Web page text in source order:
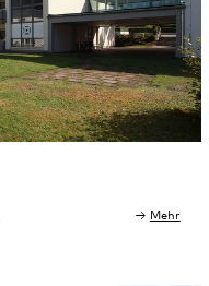
Mehr